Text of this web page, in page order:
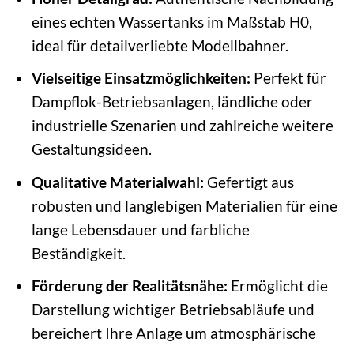
eines echten Wassertanks im Maßstab H0,
ideal für detailverliebte Modellbahner.
Vielseitige Einsatzmöglichkeiten: Perfekt für
Dampflok-Betriebsanlagen, ländliche oder
industrielle Szenarien und zahlreiche weitere
Gestaltungsideen.
Qualitative Materialwahl: Gefertigt aus
robusten und langlebigen Materialien für eine
lange Lebensdauer und farbliche
Beständigkeit.
Förderung der Realitätsnähe: Ermöglicht die
Darstellung wichtiger Betriebsabläufe und
bereichert Ihre Anlage um atmosphärische